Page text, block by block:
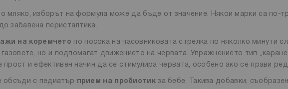
мляко, изборът на формула може да бъде от значение. Някои марки са по-
забавена перисталтика.
на коремчето по посока на часовниковата стрелка по няколко минути
но и подпомагат движението на червата. Упражнението тип
и ефективен начин да се стимулира червата, особено ако се прави
обсъди с педиатър прием на пробиотикза бебе. Такива добавки,